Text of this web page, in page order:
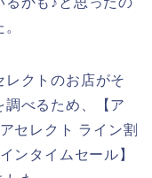
クトのお店がそ
調べるため、【ア
セレクト ライン割
ンタイムセール】